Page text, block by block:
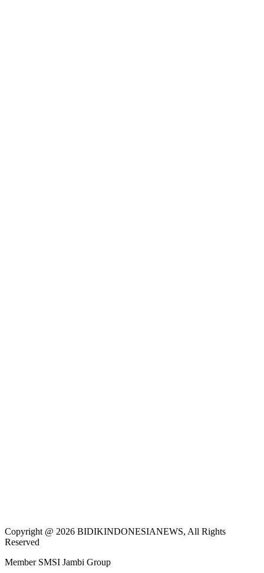
Copyright @ 2026 BIDIKINDONESIANEWS, All Rights
Reserved
Member SMSI Jambi Group